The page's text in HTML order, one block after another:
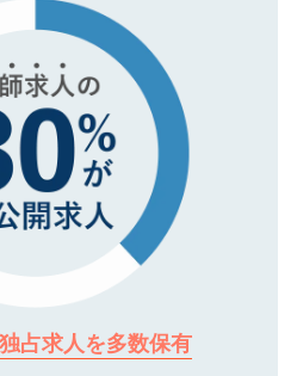
してもご安心ください。
占求人を多数保有